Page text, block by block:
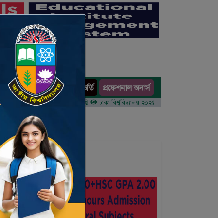
অনার্স ভর্তি প্রফেশনাল অনার্স
বর্ষের ভর্তি আবেদন বিজ্ঞপ্তি ঢাকা বিশ্ববিদ্যালয় ২০২৫-২৬ শিক্ষাবর্ষে আন্ডারগ্র্যাজুয়েট
Information